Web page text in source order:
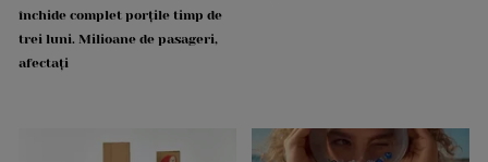
închide complet porțile timp de
trei luni. Milioane de pasageri,
afectați